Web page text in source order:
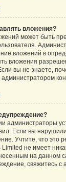
вложения?
может быть
вложений в
вложения
вы не знаете,
администратором
администраторы
Если вы
Учтите, что это
не имеет
на данном
свяжитесь с